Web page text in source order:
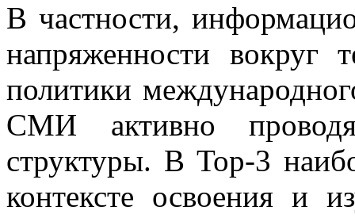
В частности,
напряженности
политики
СМИ активно
структуры. В Тор-3
контексте освоения и